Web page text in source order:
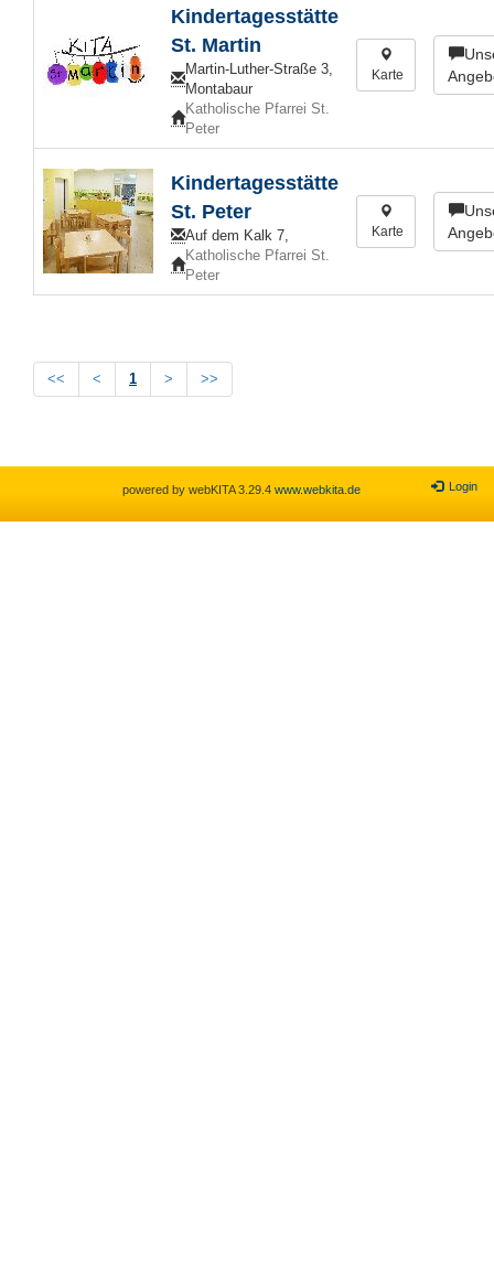
Kindertagesstätte
St. Martin
Martin-Luther-Straße 3,
Montabaur
Katholische Pfarrei St.
Peter
Karte
Kindertagesstätte
St. Peter
Auf dem Kalk 7,
Katholische Pfarrei St.
Peter
Karte
<< < 1 > >>
powered by webKITA 3.29.4 www.webkita.de Login